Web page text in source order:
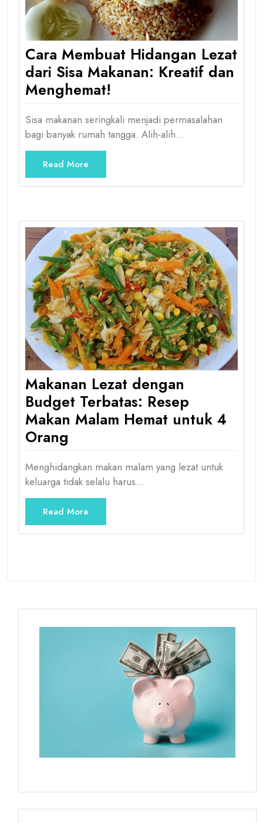
Cara Membuat Hidangan Lezat
dari Sisa Makanan: Kreatif dan
Menghemat!
Sisa makanan seringkali menjadi permasalahan
bagi banyak rumah tangga. Alih-alih…
Read More
Makanan Lezat dengan
Budget Terbatas: Resep
Makan Malam Hemat untuk 4
Orang
Menghidangkan makan malam yang lezat untuk
keluarga tidak selalu harus…
Read More